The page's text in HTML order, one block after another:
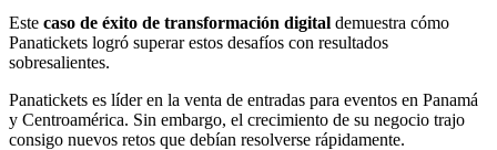
Este caso de éxito de transformación digital demuestra cómo
Panatickets logró superar estos desafíos con resultados
sobresalientes.
Panatickets es líder en la venta de entradas para eventos en Panamá
y Centroamérica. Sin embargo, el crecimiento de su negocio trajo
consigo nuevos retos que debían resolverse rápidamente.